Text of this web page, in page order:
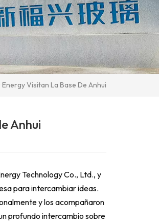
Visitan La Base De Anhui
Anhui
Technology Co., Ltd., y
para intercambiar ideas.
y los acompañaron
profundo intercambio sobre